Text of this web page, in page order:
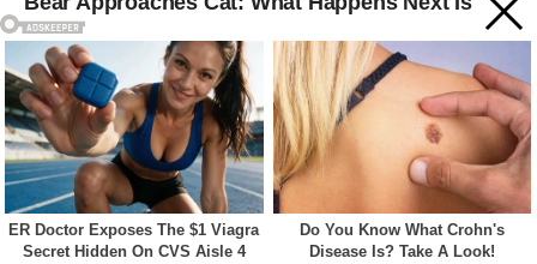
Acest site web folosește cookie-uri pentru a vă îmbunătăți
experiența. Vom presupune că sunteți de acord cu asta dacă
vă continuați navigarea.
Cookie settings ACCEPT